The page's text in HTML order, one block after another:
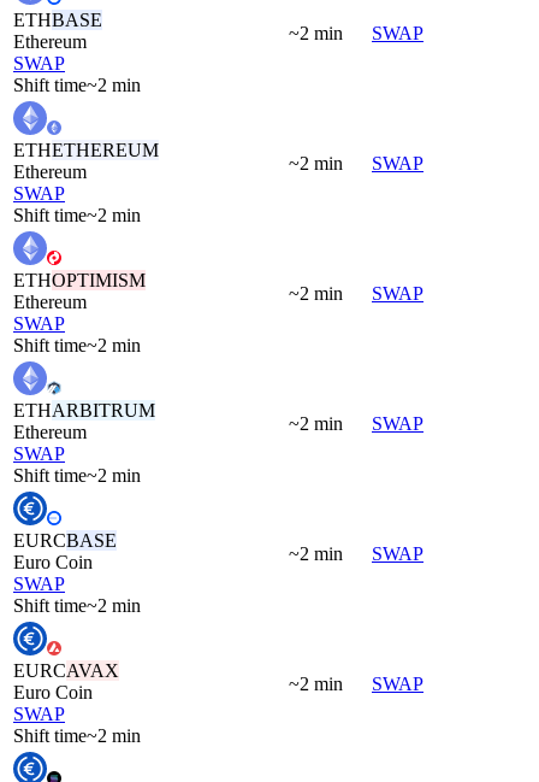
ETHBASE
Ethereum
SWAP
Shift time~2 min
~2 min SWAP
ETHETHEREUM
Ethereum
SWAP
Shift time~2 min
~2 min SWAP
ETHOPTIMISM
Ethereum
SWAP
Shift time~2 min
~2 min SWAP
ETHARBITRUM
Ethereum
SWAP
Shift time~2 min
~2 min SWAP
EURCBASE
Euro Coin
SWAP
Shift time~2 min
~2 min SWAP
EURCAVAX
Euro Coin
SWAP
Shift time~2 min
~2 min SWAP